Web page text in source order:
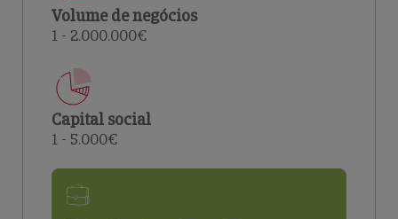
Volume de negócios
1 - 2.000.000€
Capital social
1 - 5.000€